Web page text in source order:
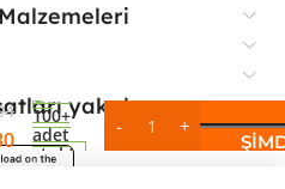
yakala
100+
adet
stokta